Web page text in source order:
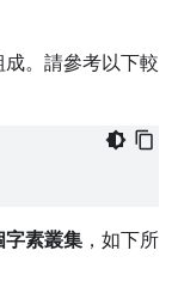
。請參考以下較
字素叢集 ，如下所